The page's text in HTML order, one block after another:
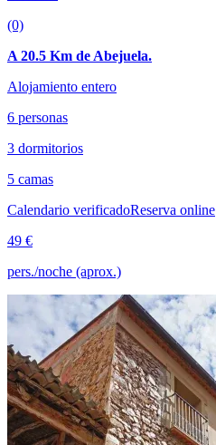
(0)
A 20.5 Km de Abejuela.
Alojamiento entero
6 personas
3 dormitorios
5 camas
Calendario verificadoReserva online
49 €
pers./noche (aprox.)